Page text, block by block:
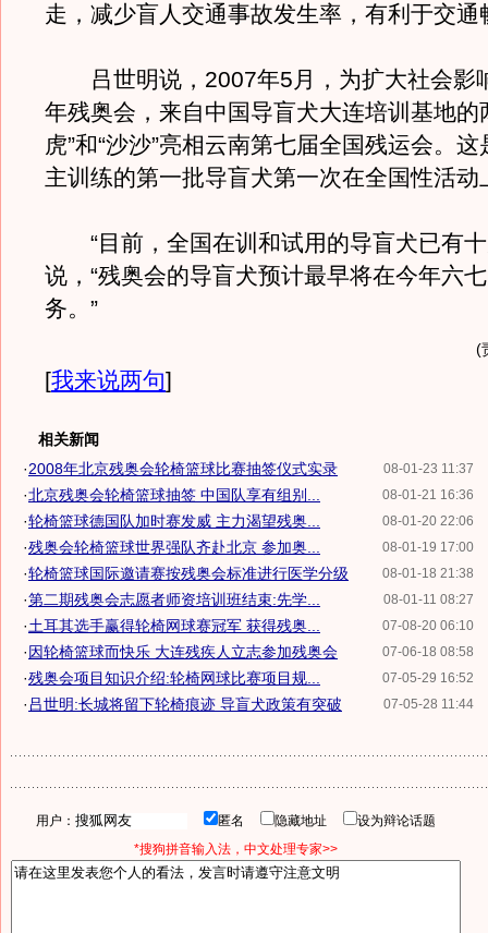
走，减少盲人交通事故发生率，有利于交通
吕世明说，2007年5月，为扩大社会影
年残奥会，来自中国导盲犬大连培训基地的
虎”和“沙沙”亮相云南第七届全国残运会。
主训练的第一批导盲犬第一次在全国性活动
“目前，全国在训和试用的导盲犬已有十
说，“残奥会的导盲犬预计最早将在今年六
务。”
(
[我来说两句]
相关新闻
08-01-23 11:37
·2008年北京残奥会轮椅篮球比赛抽签仪式实录
08-01-21 16:36
·北京残奥会轮椅篮球抽签 中国队享有组别...
08-01-20 22:06
·轮椅篮球德国队加时赛发威 主力渴望残奥...
08-01-19 17:00
·残奥会轮椅篮球世界强队齐赴北京 参加奥...
08-01-18 21:38
·轮椅篮球国际邀请赛按残奥会标准进行医学分级
08-01-11 08:27
·第二期残奥会志愿者师资培训班结束:先学...
07-08-20 06:10
·土耳其选手赢得轮椅网球赛冠军 获得残奥...
07-06-18 08:58
·因轮椅篮球而快乐 大连残疾人立志参加残奥会
07-05-29 16:52
·残奥会项目知识介绍:轮椅网球比赛项目规...
07-05-28 11:44
· 吕世明:长城将留下轮椅痕迹 导盲犬政策有突破
用户： 匿名 隐藏地址
设为辩论话题
*搜狗拼音输入法，中文处理专家>>